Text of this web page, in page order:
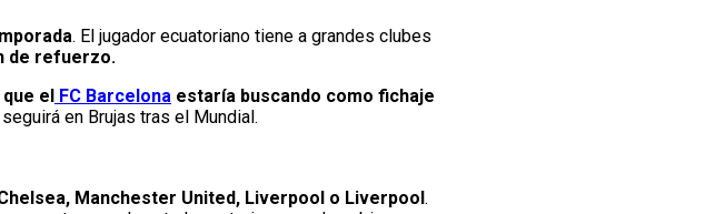
. El jugador ecuatoriano tiene a grandes clubes
de refuerzo.
el FC Barcelona estaría buscando como fichaje
en Brujas tras el Mundial.
Chelsea, Manchester United, Liverpool o Liverpool .